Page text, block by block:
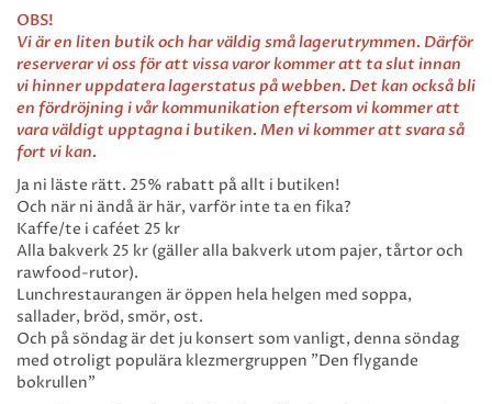
OBS!
Vi är en liten butik och har väldig små lagerutrymmen. Därför
reserverar vi oss för att vissa varor kommer att ta slut innan
vi hinner uppdatera lagerstatus på webben. Det kan också bli
en fördröjning i vår kommunikation eftersom vi kommer att
vara väldigt upptagna i butiken. Men vi kommer att svara så
fort vi kan.
Ja ni läste rätt. 25% rabatt på allt i butiken!
Och när ni ändå är här, varför inte ta en fika?
Kaffe/te i caféet 25 kr
Alla bakverk 25 kr (gäller alla bakverk utom pajer, tårtor och
rawfood-rutor).
Lunchrestaurangen är öppen hela helgen med soppa,
sallader, bröd, smör, ost.
Och på söndag är det ju konsert som vanligt, denna söndag
med otroligt populära klezmergruppen ”Den flygande
bokrullen”